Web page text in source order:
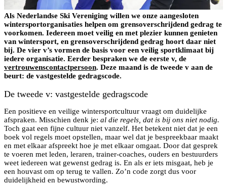
Als Nederlandse Ski Vereniging willen we onze aangesloten
wintersportorganisaties helpen om grensoverschrijdend gedrag te
voorkomen. Iedereen moet veilig en met plezier kunnen genieten
van wintersport, en grensoverschrijdend gedrag hoort daar niet
bij. De vier v’s vormen de basis voor een veilig sportklimaat bij
iedere organisatie. Eerder bespraken we de eerste v, de
vertrouwenscontactpersoon. Deze maand is de tweede v aan de
beurt: de vastgestelde gedragscode.
De tweede v: vastgestelde gedragscode
Een positieve en veilige wintersportcultuur vraagt om duidelijke
afspraken. Misschien denk je: al die regels, dat is bij ons niet nodig.
Toch gaat een fijne cultuur niet vanzelf. Het betekent niet dat je een
boek vol regels moet opstellen, maar wel dat je bespreekbaar maakt
en met elkaar afspreekt hoe je met elkaar omgaat. Door dat gesprek
te voeren met leden, leraren, trainer-coaches, ouders en bestuurders
weet iedereen wat gewenst gedrag is. En als er iets misgaat, heb je
een houvast om op terug te vallen. Zo’n code zorgt dus voor
duidelijkheid en bewustwording.